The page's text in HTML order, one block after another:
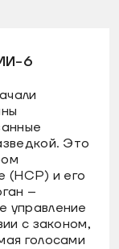
6
Это
(НСР) и его
–
управление
с законом,
голосами